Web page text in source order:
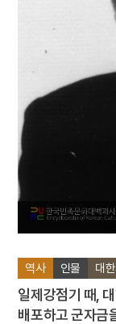
강산
고부
역사 인물 대
일제강점기 때,
배포하고 군자금